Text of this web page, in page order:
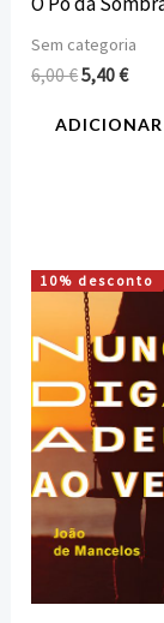
Sem categoria
6,00€5,40€
ADICIONAR
10% desconto
O
preço
original
era:
8,00 €.
O
é: